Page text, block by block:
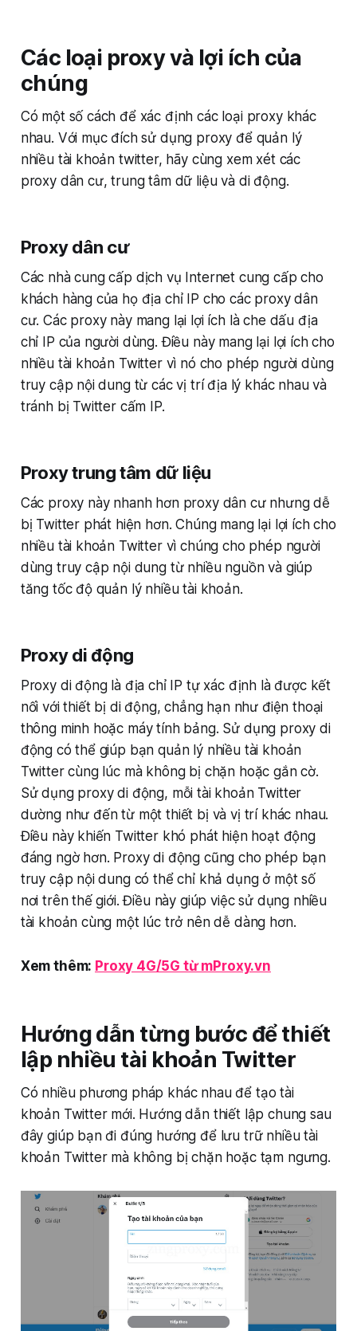
Các loại proxy và lợi ích của
chúng
Có một số cách để xác định các loại proxy khác
nhau. Với mục đích sử dụng proxy để quản lý
nhiều tài khoản twitter, hãy cùng xem xét các
proxy dân cư, trung tâm dữ liệu và di động.
Proxy dân cư
Các nhà cung cấp dịch vụ Internet cung cấp cho
khách hàng của họ địa chỉ IP cho các proxy dân
cư. Các proxy này mang lại lợi ích là che dấu địa
chỉ IP của người dùng. Điều này mang lại lợi ích cho
nhiều tài khoản Twitter vì nó cho phép người dùng
truy cập nội dung từ các vị trí địa lý khác nhau và
tránh bị Twitter cấm IP.
Proxy trung tâm dữ liệu
Các proxy này nhanh hơn proxy dân cư nhưng dễ
bị Twitter phát hiện hơn. Chúng mang lại lợi ích cho
nhiều tài khoản Twitter vì chúng cho phép người
dùng truy cập nội dung từ nhiều nguồn và giúp
tăng tốc độ quản lý nhiều tài khoản.
Proxy di động
Proxy di động là địa chỉ IP tự xác định là được kết
nối với thiết bị di động, chẳng hạn như điện thoại
thông minh hoặc máy tính bảng. Sử dụng proxy di
động có thể giúp bạn quản lý nhiều tài khoản
Twitter cùng lúc mà không bị chặn hoặc gắn cờ.
Sử dụng proxy di động, mỗi tài khoản Twitter
dường như đến từ một thiết bị và vị trí khác nhau.
Điều này khiến Twitter khó phát hiện hoạt động
đáng ngờ hơn. Proxy di động cũng cho phép bạn
truy cập nội dung có thể chỉ khả dụng ở một số
nơi trên thế giới. Điều này giúp việc sử dụng nhiều
tài khoản cùng một lúc trở nên dễ dàng hơn.
Xem thêm: Proxy 4G/5G từ mProxy.vn
Hướng dẫn từng bước để thiết
lập nhiều tài khoản Twitter
Có nhiều phương pháp khác nhau để tạo tài
khoản Twitter mới. Hướng dẫn thiết lập chung sau
đây giúp bạn đi đúng hướng để lưu trữ nhiều tài
khoản Twitter mà không bị chặn hoặc tạm ngưng.